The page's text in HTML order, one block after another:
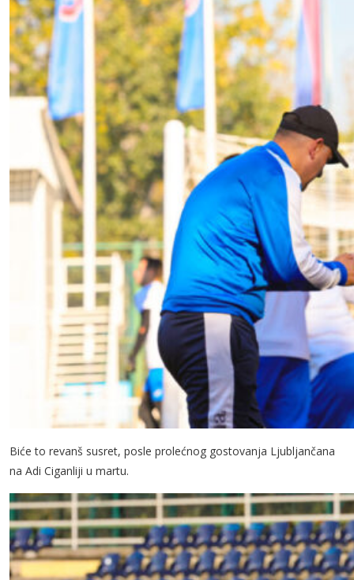
Biće to revanš susret, posle prolećnog gostovanja Ljubljančana
na Adi Ciganliji u martu.